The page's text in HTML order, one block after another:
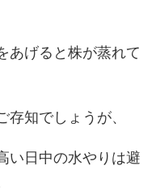
あげると株が蒸れて
知でしょうが、
い日中の水やりは避